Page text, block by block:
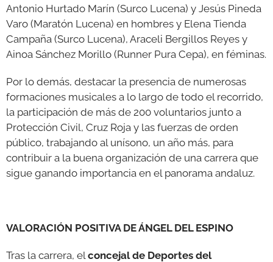
Antonio Hurtado Marín (Surco Lucena) y Jesús Pineda
Varo (Maratón Lucena) en hombres y Elena Tienda
Campaña (Surco Lucena), Araceli Bergillos Reyes y
Ainoa Sánchez Morillo (Runner Pura Cepa), en féminas.
Por lo demás, destacar la presencia de numerosas
formaciones musicales a lo largo de todo el recorrido,
la participación de más de 200 voluntarios junto a
Protección Civil, Cruz Roja y las fuerzas de orden
público, trabajando al unísono, un año más, para
contribuir a la buena organización de una carrera que
sigue ganando importancia en el panorama andaluz.
VALORACIÓN POSITIVA DE ÁNGEL DEL ESPINO
Tras la carrera, elconcejal de Deportes del